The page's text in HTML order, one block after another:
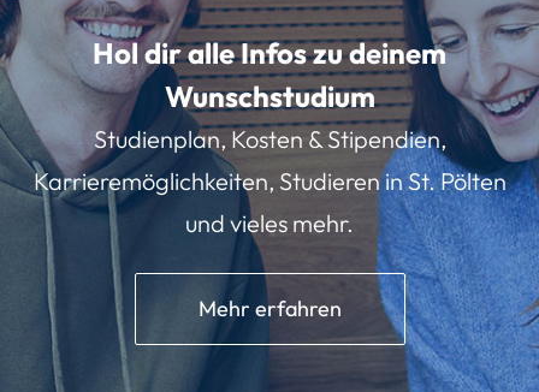
Hol dir alle Infos zu deinem
Wunschstudium
Studienplan, Kosten & Stipendien,
Karrieremöglichkeiten, Studieren in St. Pölten
und vieles mehr.
Mehr erfahren